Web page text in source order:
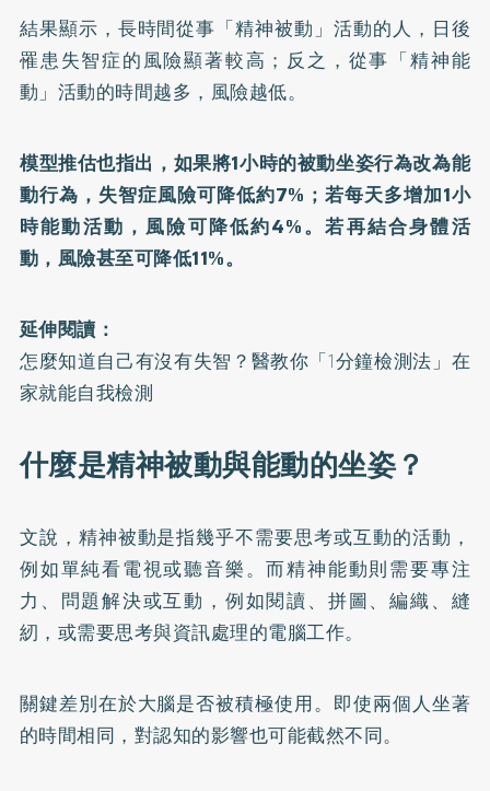
結果顯示，長時間從事「精神被動」活動的人，日後
罹患失智症的風險顯著較高；反之，從事「精神能
動」活動的時間越多，風險越低。
模型推估也指出，如果將1小時的被動坐姿行為改為能
動行為，失智症風險可降低約7%；若每天多增加1小
時能動活動，風險可降低約4%。若再結合身體活
動，風險甚至可降低11%。
延伸閱讀：
怎麼知道自己有沒有失智？醫教你「1分鐘檢測法」在
家就能自我檢測
什麼是精神被動與能動的坐姿？
文說，精神被動是指幾乎不需要思考或互動的活動，
例如單純看電視或聽音樂。而精神能動則需要專注
力、問題解決或互動，例如閱讀、拼圖、編織、縫
紉，或需要思考與資訊處理的電腦工作。
關鍵差別在於大腦是否被積極使用。即使兩個人坐著
的時間相同，對認知的影響也可能截然不同。